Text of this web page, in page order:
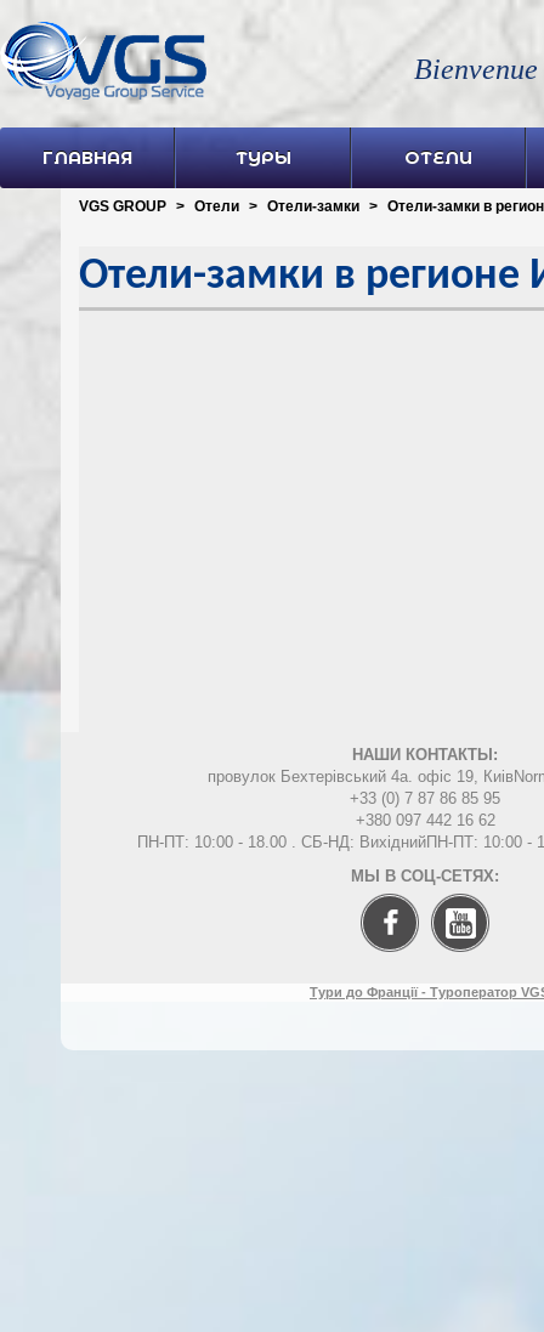
ГЛАВНАЯ ТУРЫ ОТЕЛИ
VGS GROUP > Отели > Отели-замки > Отели-замки в
Отели-замки в регионе
НАШИ КОНТАКТЫ:
провулок Бехтерівський 4а. офіс 19, Киів
+33 (0) 7 87 86 85 95
+380 097 442 16 62
ПН-ПТ: 10:00 - 18.00 . СБ-НД: ВихіднийПН-ПТ: 10:00 -
МЫ В СОЦ-СЕТЯХ:
Тури до Франції - Туроператор